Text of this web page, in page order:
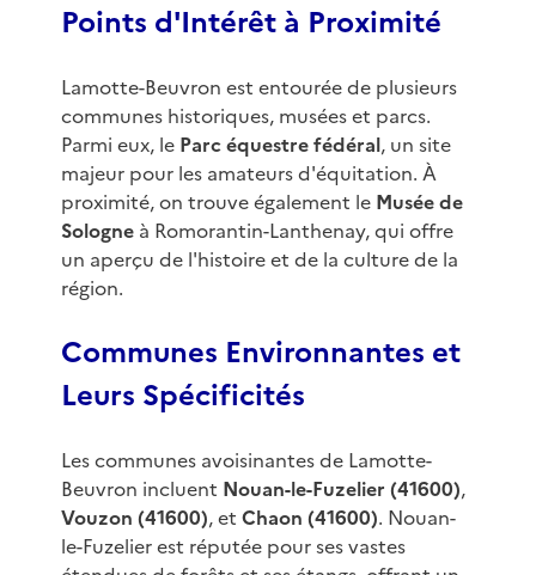
Points d'Intérêt à Proximité
Lamotte-Beuvron est entourée de plusieurs
communes historiques, musées et parcs.
Parmi eux, le Parc équestre fédéral, un site
majeur pour les amateurs d'équitation. À
proximité, on trouve également le Musée de
Sologneà Romorantin-Lanthenay, qui offre
un aperçu de l'histoire et de la culture de la
région.
Communes Environnantes et
Leurs Spécificités
Les communes avoisinantes de Lamotte-
Beuvron incluent Nouan-le-Fuzelier (41600),
Vouzon (41600), et Chaon (41600). Nouan-
le-Fuzelier est réputée pour ses vastes